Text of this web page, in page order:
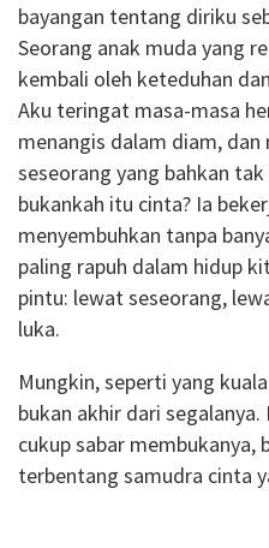
bayangan tentang diriku
Seorang anak muda yang
kembali oleh keteduhan
Aku teringat masa-masa
menangis dalam diam,
seseorang yang bahkan
bukankah itu cinta? Ia
menyembuhkan tanpa
paling rapuh dalam hidup
pintu: lewat seseorang,
luka.
Mungkin, seperti yang
bukan akhir dari
cukup sabar membukanya,
terbentang samudra cinta